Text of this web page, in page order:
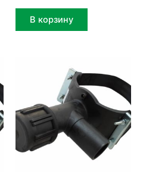
В корзину